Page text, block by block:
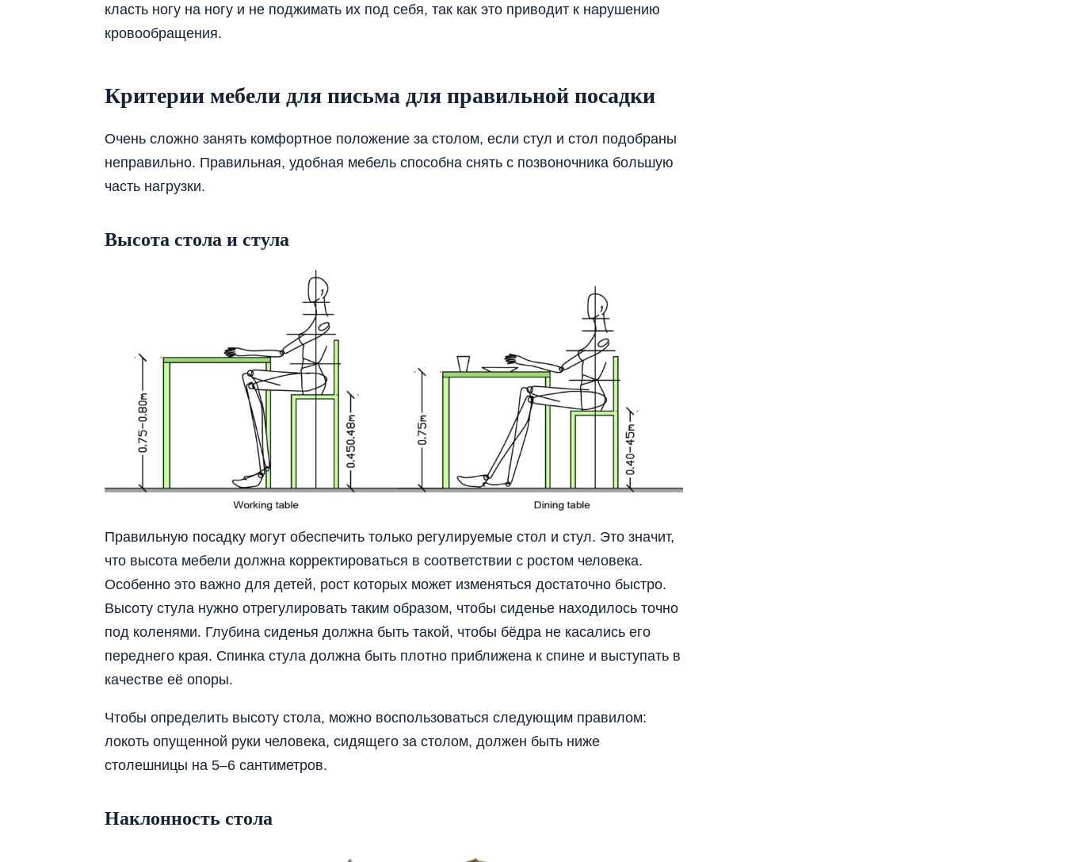
класть ногу на ногу и не поджимать их под себя, так как это приводит к нарушению
кровообращения.
Критерии мебели для письма для правильной посадки
Очень сложно занять комфортное положение за столом, если стул и стол подобраны
неправильно. Правильная, удобная мебель способна снять с позвоночника большую
часть нагрузки.
Высота стола и стула
Правильную посадку могут обеспечить только регулируемые стол и стул. Это значит,
что высота мебели должна корректироваться в соответствии с ростом человека.
Особенно это важно для детей, рост которых может изменяться достаточно быстро.
Высоту стула нужно отрегулировать таким образом, чтобы сиденье находилось точно
под коленями. Глубина сиденья должна быть такой, чтобы бёдра не касались его
переднего края. Спинка стула должна быть плотно приближена к спине и выступать в
качестве её опоры.
Чтобы определить высоту стола, можно воспользоваться следующим правилом:
локоть опущенной руки человека, сидящего за столом, должен быть ниже
столешницы на 5–6 сантиметров.
Наклонность стола